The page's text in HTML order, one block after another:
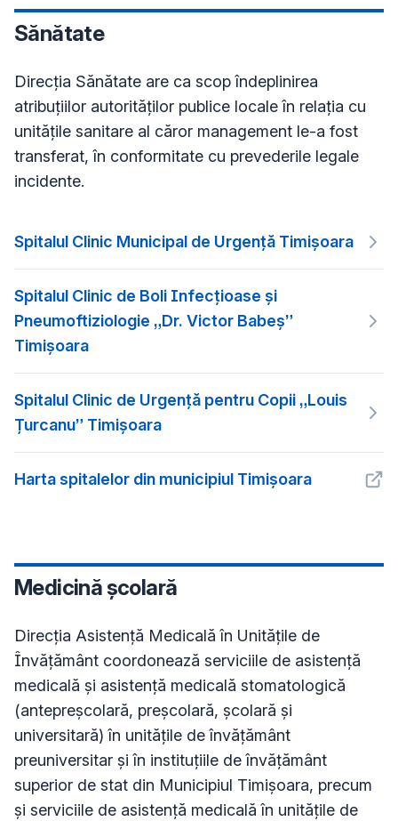
Sănătate
Direcția Sănătate are ca scop îndeplinirea
atribuțiilor autorităților publice locale în relația cu
unitățile sanitare al căror management le-a fost
transferat, în conformitate cu prevederile legale
incidente.
Spitalul Clinic Municipal de Urgență Timișoara
Spitalul Clinic de Boli Infecțioase și
Pneumoftiziologie „Dr. Victor Babeș”
Timișoara
Spitalul Clinic de Urgență pentru Copii „Louis
Țurcanu” Timișoara
Harta spitalelor din municipiul Timișoara
Medicină școlară
Direcția Asistență Medicală în Unitățile de
Învățământ coordonează serviciile de asistență
medicală și asistență medicală stomatologică
(antepreșcolară, preșcolară, școlară și
universitară) în unitățile de învățământ
preuniversitar și în instituțiile de învățământ
superior de stat din Municipiul Timișoara, precum
și serviciile de asistență medicală în unitățile de